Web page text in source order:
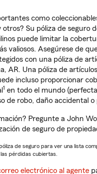
como
Su póliza de seguro
puede limitar la
valiosos. Asegúrese de
con una póliza de
AR. Una póliza de
incluso proporcionar
1 en todo el mundo
de robo, daño accidental o
Pregunte a John
de seguro de
de seguro para ver una lista
pérdidas cubiertas.
electrónico al agente